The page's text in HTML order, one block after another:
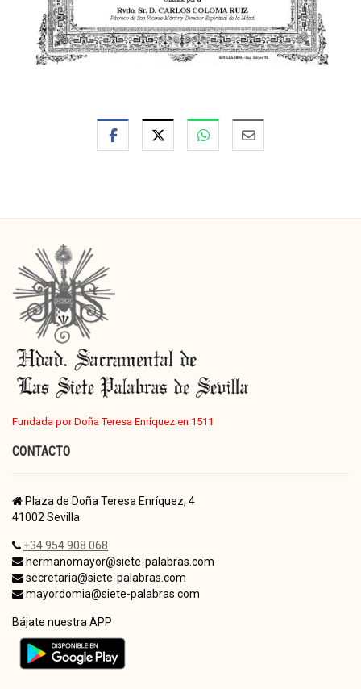
Fundada por Doña Teresa Enríquez en 1511
CONTACTO
Plaza de Doña Teresa Enríquez, 4
41002 Sevilla
+34 954 908 068
hermanomayor@siete-palabras.com
secretaria@siete-palabras.com
mayordomia@siete-palabras.com
Bájate nuestra APP